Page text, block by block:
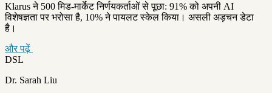
Klarus ने 500 मिड-मार्केट निर्णयकर्ताओं से पूछा: 91% को अपनी AI
विशेषज्ञता पर भरोसा है, 10% ने पायलट स्केल किया। असली अड़चन डेटा
है।
और पढ़ें
DSL
Dr. Sarah Liu